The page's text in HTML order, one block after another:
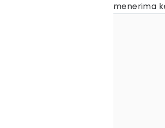
menerima